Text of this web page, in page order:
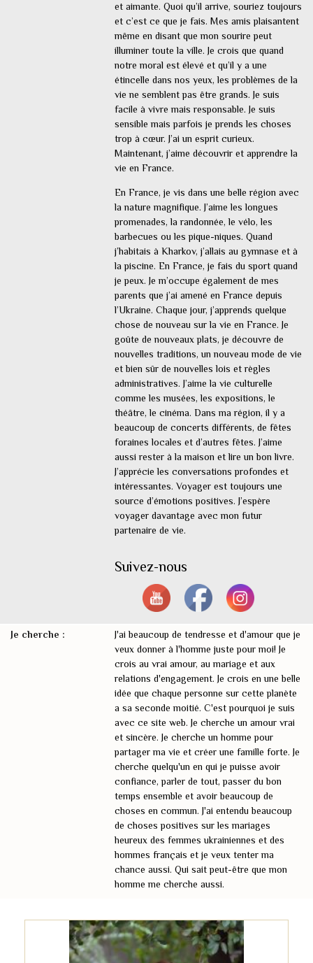
et aimante. Quoi qu’il arrive, souriez toujours
et c’est ce que je fais. Mes amis plaisantent
même en disant que mon sourire peut
illuminer toute la ville. Je crois que quand
notre moral est élevé et qu’il y a une
étincelle dans nos yeux, les problèmes de la
vie ne semblent pas être grands. Je suis
facile à vivre mais responsable. Je suis
sensible mais parfois je prends les choses
trop à cœur. J’ai un esprit curieux.
Maintenant, j’aime découvrir et apprendre la
vie en France.
En France, je vis dans une belle région avec
la nature magnifique. J’aime les longues
promenades, la randonnée, le vélo, les
barbecues ou les pique-niques. Quand
j’habitais à Kharkov, j’allais au gymnase et à
la piscine. En France, je fais du sport quand
je peux. Je m’occupe également de mes
parents que j’ai amené en France depuis
l’Ukraine. Chaque jour, j’apprends quelque
chose de nouveau sur la vie en France. Je
goûte de nouveaux plats, je découvre de
nouvelles traditions, un nouveau mode de vie
et bien sûr de nouvelles lois et règles
administratives. J’aime la vie culturelle
comme les musées, les expositions, le
théâtre, le cinéma. Dans ma région, il y a
beaucoup de concerts différents, de fêtes
foraines locales et d’autres fêtes. J’aime
aussi rester à la maison et lire un bon livre.
J’apprécie les conversations profondes et
intéressantes. Voyager est toujours une
source d’émotions positives. J’espère
voyager davantage avec mon futur
partenaire de vie.
Suivez-nous
Je cherche :
J'ai beaucoup de tendresse et d'amour que je
veux donner à l'homme juste pour moi! Je
crois au vrai amour, au mariage et aux
relations d'engagement. Je crois en une belle
idée que chaque personne sur cette planète
a sa seconde moitié. C'est pourquoi je suis
avec ce site web. Je cherche un amour vrai
et sincère. Je cherche un homme pour
partager ma vie et créer une famille forte. Je
cherche quelqu'un en qui je puisse avoir
confiance, parler de tout, passer du bon
temps ensemble et avoir beaucoup de
choses en commun. J'ai entendu beaucoup
de choses positives sur les mariages
heureux des femmes ukrainiennes et des
hommes français et je veux tenter ma
chance aussi. Qui sait peut-être que mon
homme me cherche aussi.